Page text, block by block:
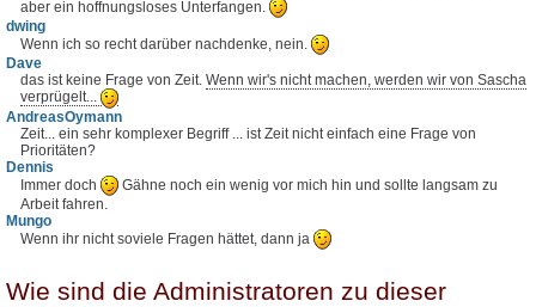
aber ein hoffnungsloses Unterfangen.
dwing
Wenn ich so recht darüber nachdenke, nein.
Dave
das ist keine Frage von Zeit. Wenn wir's nicht machen, werden wir von Sascha
verprügelt...
AndreasOymann
Zeit... ein sehr komplexer Begriff ... ist Zeit nicht einfach eine Frage von
Prioritäten?
Dennis
Immer doch
Gähne noch ein wenig vor mich hin und sollte langsam zu
Arbeit fahren.
Mungo
Wenn ihr nicht soviele Fragen hättet, dann ja
Wie sind die Administratoren zu dieser